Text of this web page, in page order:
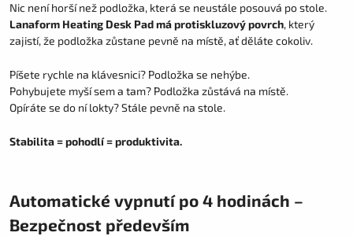
Nic není horší než podložka, která se neustále posouvá po stole.
Lanaform Heating Desk Pad má protiskluzový povrch, který
zajistí, že podložka zůstane pevně na místě, ať děláte cokoliv.
Píšete rychle na klávesnici? Podložka se nehýbe.
Pohybujete myší sem a tam? Podložka zůstává na místě.
Opíráte se do ní lokty? Stále pevně na stole.
Stabilita = pohodlí = produktivita.
Automatické vypnutí po 4 hodinách –
Bezpečnost především